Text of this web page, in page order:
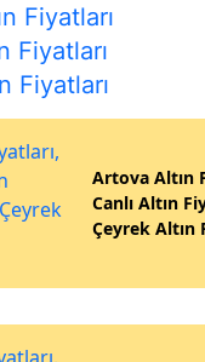
Fiyatları
Fiyatları
Fiyatları
Artova Altın
Canlı Altın
Çeyrek Altın